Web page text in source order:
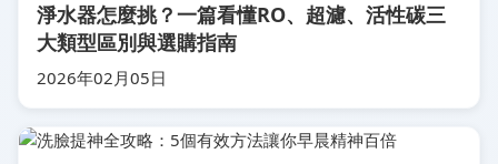
淨水器怎麼挑？一篇看懂RO、超濾、活性碳三
大類型區別與選購指南
2026年02月05日